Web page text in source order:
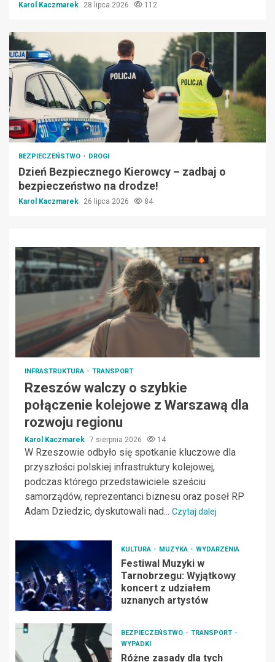
Karol Kaczmarek 28 lipca 2026 112
BEZPIECZEŃSTWO DROGI
Dzień Bezpiecznego Kierowcy – zadbaj o
bezpieczeństwo na drodze!
Karol Kaczmarek 26 lipca 2026 84
INFRASTRUKTURA TRANSPORT
Rzeszów walczy o szybkie
połączenie kolejowe z Warszawą dla
rozwoju regionu
Karol Kaczmarek 7 sierpnia 2026 14
W Rzeszowie odbyło się spotkanie kluczowe dla
przyszłości polskiej infrastruktury kolejowej,
podczas którego przedstawiciele sześciu
samorządów, reprezentanci biznesu oraz poseł RP
Adam Dziedzic, dyskutowali nad... Czytaj dalej
KULTURA MUZYKA WYDARZENIA
Festiwal Muzyki w
Tarnobrzegu: Wyjątkowy
koncert z udziałem
uznanych artystów
BEZPIECZEŃSTWO
TRANSPORT
WYPADKI
Różne zasady dla tych